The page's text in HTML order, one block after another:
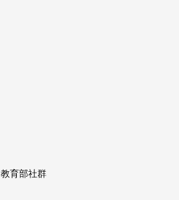
教育部社群